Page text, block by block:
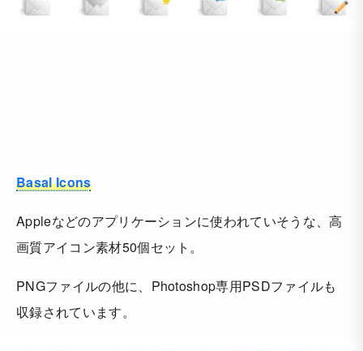
Basal Icons
Appleなどのアプリケーションに使われていそうな、高
画質アイコン素材50個セット。
PNGファイルの他に、Photoshop専用PSDファイルも
収録されています。